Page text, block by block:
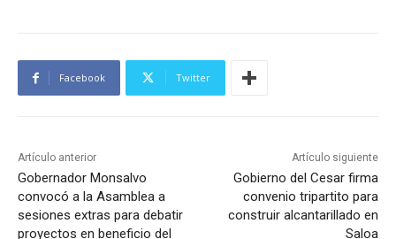
Facebook Twitter
Artículo anterior
Gobernador Monsalvo
convocó a la Asamblea a
sesiones extras para debatir
proyectos en beneficio del
Artículo siguiente
Gobierno del Cesar firma
convenio tripartito para
construir alcantarillado en
Saloa